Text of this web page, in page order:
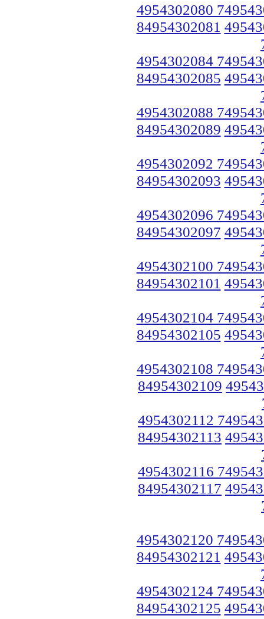
4954302080
84954302081
4954302084
84954302085
4954302088
84954302089
4954302092
84954302093
4954302096
84954302097
4954302100
84954302101
4954302104
84954302105
4954302108
84954302109
4954302112
84954302113
4954302116
84954302117
4954302120
84954302121
4954302124
84954302125